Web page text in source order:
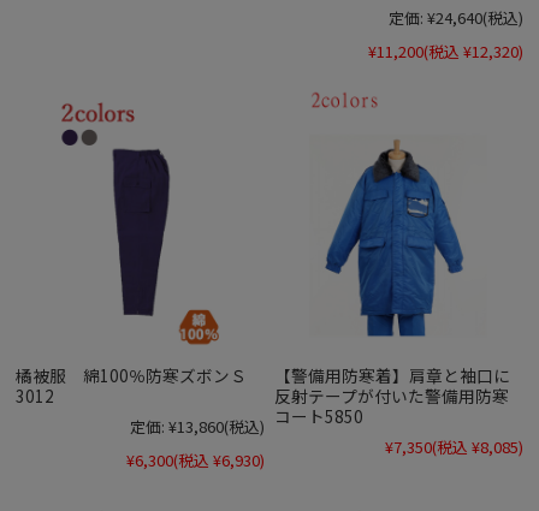
定価: ¥24,640(税込)
¥11,200(税込 ¥12,320)
橘被服 綿100％防寒ズボンＳ
3012
定価: ¥13,860(税込)
¥6,300(税込 ¥6,930)
【警備用防寒着】肩章と袖口に
反射テープが付いた警備用防寒
コート5850
¥7,350(税込 ¥8,085)